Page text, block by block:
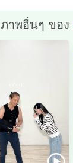
ภาพอื่นๆ ของ